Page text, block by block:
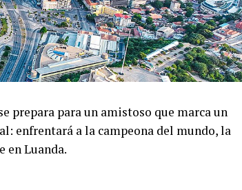
prepara para un amistoso que marca un
enfrentará a la campeona del mundo, la
en Luanda.